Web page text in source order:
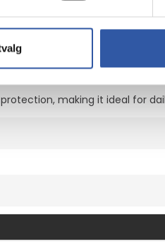
minor impacts, ensuring it
making it ideal for